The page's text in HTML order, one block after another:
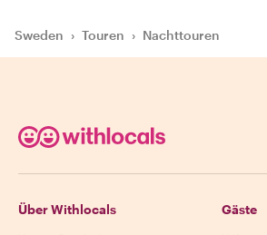
Sweden › Touren › Nachttouren
Über Withlocals Gäste